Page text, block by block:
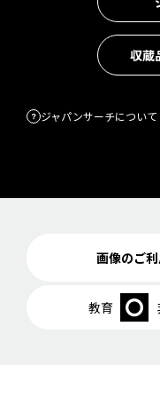
収蔵
ジャパンサーチについて
画像のご
教育